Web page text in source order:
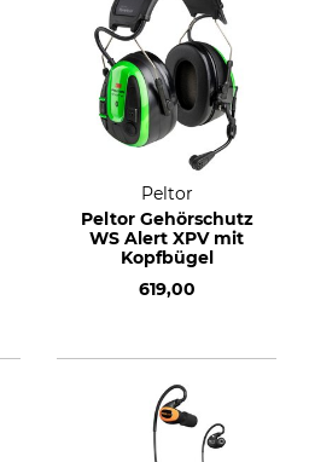
Peltor
Peltor Gehörschutz
WS Alert XPV mit
Kopfbügel
619,00